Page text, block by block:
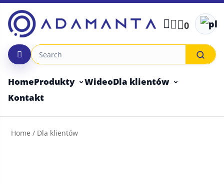
Skip
content
0
HomeProdukty WideoDla klientów
Kontakt
Home / Dla klientów